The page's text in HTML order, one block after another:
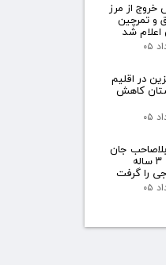
خروج از مرز
و تمرچین
اعلام شد
در اقلیم
کاهش
جان
کودک ۳ ساله
را گرفت